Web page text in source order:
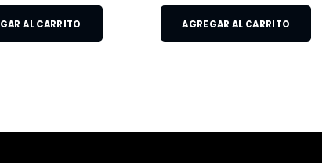
AL CARRITO AGREGAR AL CARRITO